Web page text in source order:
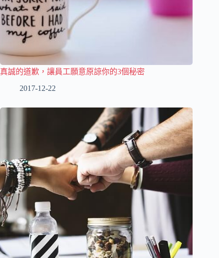
真誠的道歉，讓員工願意原諒你的3個秘密
2017-12-22